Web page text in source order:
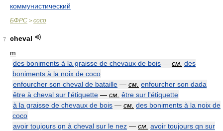
коммунистический
БФРС > coco
7
cheval
m
des boniments à la graisse de chevaux de bois — см. des
boniments à la noix de coco
enfourcher son cheval de bataille — см. enfourcher son dada
être à cheval sur l'étiquette — см. être sur l'étiquette
à la graisse de chevaux de bois — см. des boniments à la noix de
coco
avoir toujours qn à cheval sur le nez — см. avoir toujours qn sur